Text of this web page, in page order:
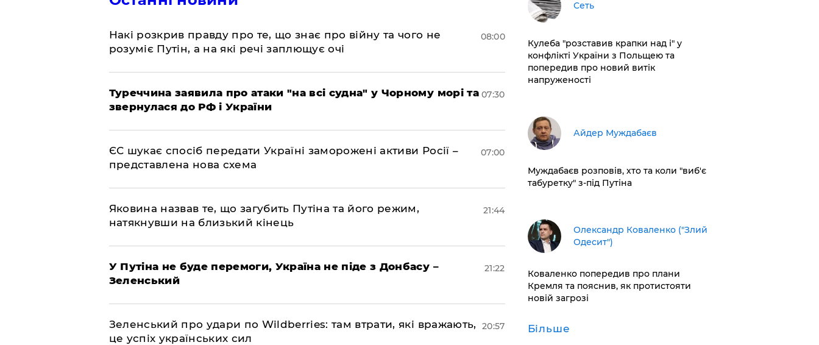
Накі розкрив правду про те, що знає про війну та чого не
розуміє Путін, а на які речі заплющує очі
08:00
Туреччина заявила про атаки "на всі судна" у Чорному морі та
звернулася до РФ і України
07:30
ЄС шукає спосіб передати Україні заморожені активи Росії –
представлена ​​нова схема
07:00
Яковина назвав те, що загубить Путіна та його режим,
натякнувши на близький кінець
21:44
У Путіна не буде перемоги, Україна не піде з Донбасу –
Зеленський
21:22
Зеленський про удари по Wildberries: там втрати, які вражають,
це успіх українських сил
20:57
Сеть
Кулеба "розставив крапки над і" у
конфлікті України з Польщею та
попередив про новий витік
напруженості
Айдер Муждабаєв
Муждабаєв розповів, хто та коли "виб'є
табуретку" з-під Путіна
Олександр Коваленко ("Злий
Одесит")
Коваленко попередив про плани
Кремля та пояснив, як протистояти
новій загрозі
Більше